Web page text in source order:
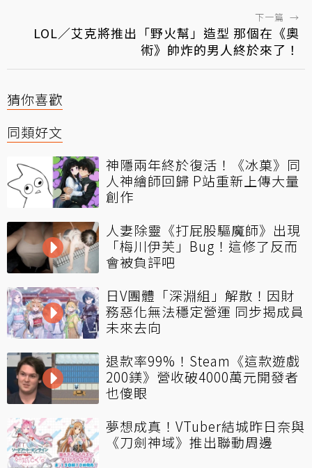
下一篇 →
LOL／艾克將推出「野火幫」造型 那個在《奧
術》帥炸的男人終於來了！
猜你喜歡
同類好文
神隱兩年終於復活！《冰菓》同
人神繪師回歸 P站重新上傳大量
創作
人妻除靈《打屁股驅魔師》出現
「梅川伊芙」Bug！這修了反而
會被負評吧
日V團體「深淵組」解散！因財
務惡化無法穩定營運 同步揭成員
未來去向
退款率99%！Steam《這款遊戲
200鎂》營收破4000萬元開發者
也傻眼
夢想成真！VTuber結城昨日奈與
《刀劍神域》推出聯動周邊